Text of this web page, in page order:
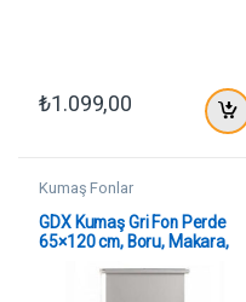
₺1.099,00
Kumaş Fonlar
GDX Kumaş Gri Fon Perde
65×120 cm, Boru, Makara,